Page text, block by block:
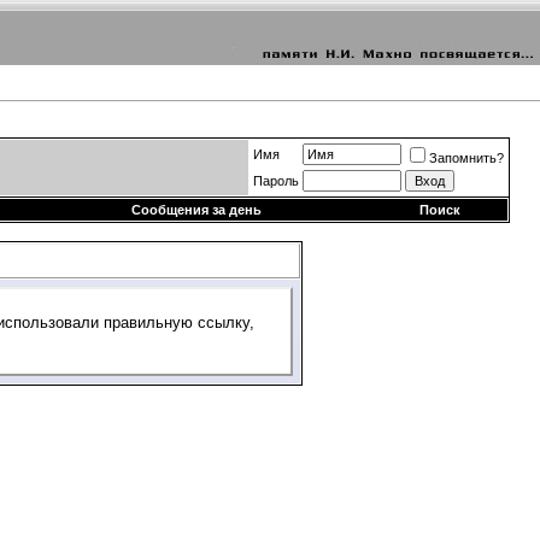
Имя
Запомнить?
Пароль
Сообщения за день Поиск
правильную ссылку,